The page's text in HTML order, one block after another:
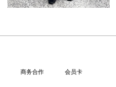
商务合作 会员卡